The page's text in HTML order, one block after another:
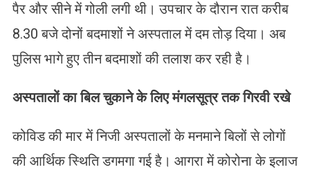
पैर और सीने में गोली लगी थी। उपचार के दौरान रात करीब
8.30 बजे दोनों बदमाशों ने अस्‍पताल में दम तोड़ दिया। अब
पुलिस भागे हुए तीन बदमाशों की तलाश कर रही है।
अस्पतालों का बिल चुकाने के लिए मंगलसूत्र तक गिरवी रखे
कोविड की मार में निजी अस्पतालों के मनमाने बिलों से लोगों
की आर्थिक स्थिति डगमगा गई है। आगरा में कोरोना के इलाज